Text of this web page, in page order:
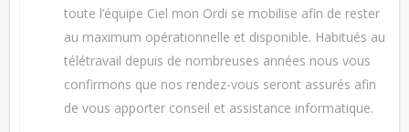
toute l’équipe Ciel mon Ordi se mobilise afin de rester
au maximum opérationnelle et disponible. Habitués au
télétravail depuis de nombreuses années nous vous
confirmons que nos rendez-vous seront assurés afin
de vous apporter conseil et assistance informatique.